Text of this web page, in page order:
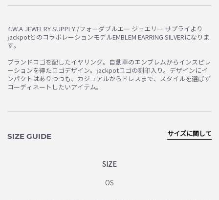
4.W.A JEWELRY SUPPLY./フォーダブルエー ジュエリー サプライより
jackpotとのコラボレーションモデルEMBLEM EARRING SILVERになりま
す。
ブランドロゴを配したイヤリング。自動車のエンブレムからインスピレ
ーションを得たロゴデザイン。jackpotロゴの刻印入り。デザインにイ
ンパクトはありつつも、カジュアルからドレスまで、スタイルを選ばず
コーディネートしたいアイテム。
SIZE GUIDE
SIZE
OS
サイズに関して
お買い物を続ける カートへ進む